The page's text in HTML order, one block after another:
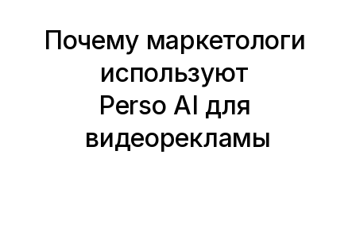
Почему маркетологи
используют
Perso AI для
видеорекламы